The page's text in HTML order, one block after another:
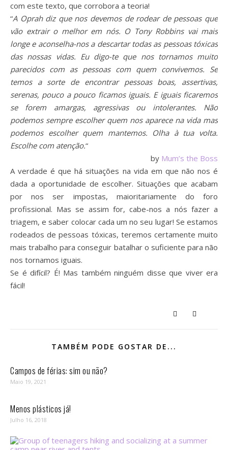
com este texto, que corrobora a teoria!
“A Oprah diz que nos devemos de rodear de pessoas que
vão extrair o melhor em nós. O Tony Robbins vai mais
longe e aconselha-nos a descartar todas as pessoas tóxicas
das nossas vidas. Eu digo-te que nos tornamos muito
parecidos com as pessoas com quem convivemos. Se
temos a sorte de encontrar pessoas boas, assertivas,
serenas, pouco a pouco ficamos iguais. E iguais ficaremos
se forem amargas, agressivas ou intolerantes. Não
podemos sempre escolher quem nos aparece na vida mas
podemos escolher quem mantemos. Olha à tua volta.
Escolhe com atenção.“
by Mum’s the Boss
A verdade é que há situações na vida em que não nos é
dada a oportunidade de escolher. Situações que acabam
por nos ser impostas, maioritariamente do foro
profissional. Mas se assim for, cabe-nos a nós fazer a
triagem, e saber colocar cada um no seu lugar! Se estamos
rodeados de pessoas tóxicas, teremos certamente muito
mais trabalho para conseguir batalhar o suficiente para não
nos tornamos iguais.
Se é difícil? É! Mas também ninguém disse que viver era
fácil!
TAMBÉM PODE GOSTAR DE...
Campos de férias: sim ou não?
Maio 19, 2021
Menos plásticos já!
Julho 16, 2018